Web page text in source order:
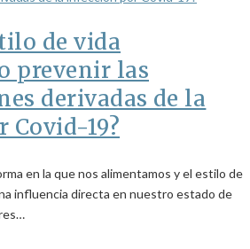
de vida
prevenir las
derivadas de la
19?
en la que nos alimentamos y el estilo de
influencia directa en nuestro estado de